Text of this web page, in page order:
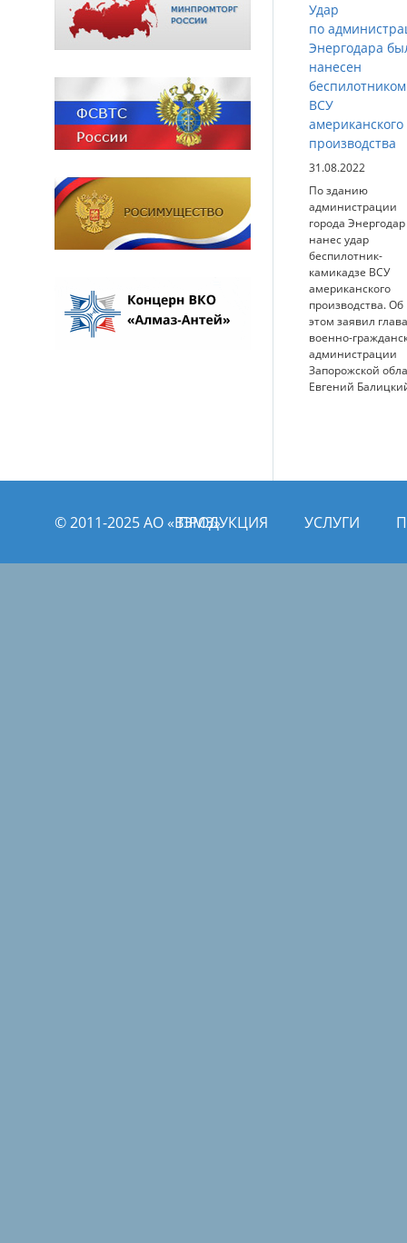
Удар
по
Энергодара
нанесен
беспилотником
ВСУ
американского
производства
31.08.2022
По зданию
администрации
города Энергодар
нанес удар
беспилотник-
камикадзе ВСУ
американского
производства. Об
этом заявил глава
военно-
администрации
Запорожской
Евгений
© 2011­­-2025 АО «ВЭМЗ»ПРОДУКЦИЯ УСЛУГИ